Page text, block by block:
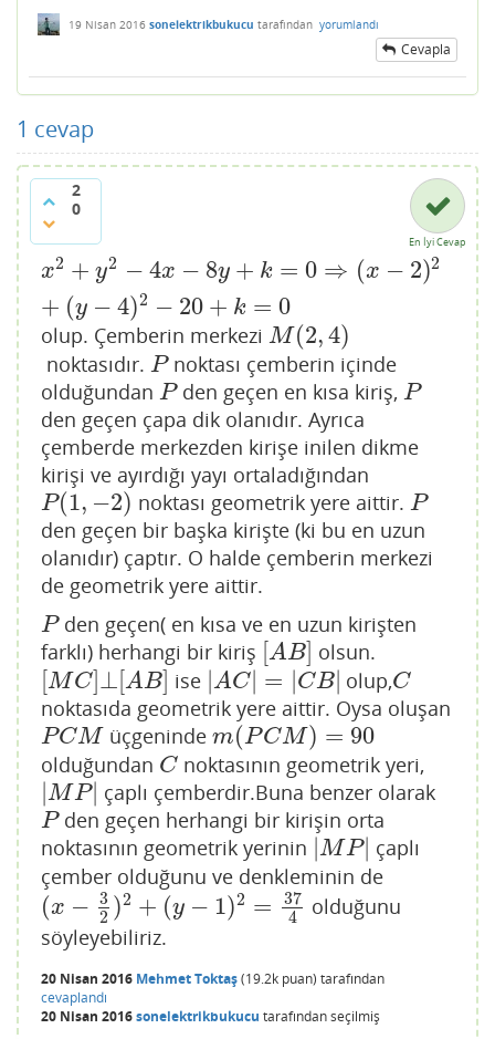
19 Nisan 2016 sonelektrikbukucu tarafından yorumlandı
Cevapla
1 cevap
2
0
En İyi Cevap
x2 + y2 − 4x − 8y + k = 0 ⇒ (x − 2)2
+ (y − 4)2 − 20 + k = 0
x2+y2 −4 −8 y+k =0 ⇒(x −2 2+(y −4 )2− 20+ k=0
olup. Çemberin merkezi M(2,4)
M(2,4)
noktasıdır. P
P noktası çemberin içinde
olduğundan P
P den geçen en kısa kiriş, P
P
den geçen çapa dik olanıdır. Ayrıca
çemberde merkezden kirişe inilen dikme
kirişi ve ayırdığı yayı ortaladığından
P(1, −2)
P(1,−2) noktası geometrik yere aittir. P
P
den geçen bir başka kirişte (ki bu en uzun
olanıdır) çaptır. O halde çemberin merkezi
de geometrik yere aittir.
P
P den geçen( en kısa ve en uzun kirişten
farklı) herhangi bir kiriş AB
AB] olsun.
[MC]⊥[AB]
MC]⊥[A B] ise |AC| = |CB|
|AC| |C B| olup,C
C
noktasıda geometrik yere aittir. Oysa oluşan
PCM
PCM üçgenindem(PCM) = 90
m(PCM)=90
olduğundan C
C noktasının geometrik yeri,
|MP|
|MP| çaplı çemberdir.Buna benzer olarak
P
P den geçen herhangi bir kirişin orta
noktasının geometrik yerinin MP|
|MP| çaplı
çember olduğunu ve denkleminin de
(x − 3
2 )2 + (y − 1)2 =
37
4
(x− 32 2+(y −1) 2=374
olduğunu
söyleyebiliriz.
20 Nisan 2016 Mehmet Toktaş(19.2k puan) tarafından
cevaplandı
20 Nisan 2016sonelektrikbukucu tarafındanseçilmiş